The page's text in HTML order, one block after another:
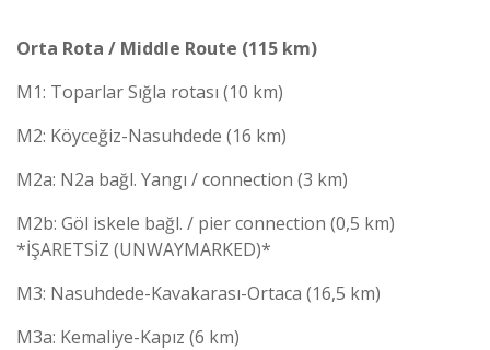
Orta Rota / Middle Route (115 km)
M1: Toparlar Sığla rotası (10 km)
M2: Köyceğiz-Nasuhdede (16 km)
M2a: N2a bağl. Yangı / connection (3 km)
M2b: Göl iskele bağl. / pier connection (0,5 km)
*İŞARETSİZ (UNWAYMARKED)*
M3: Nasuhdede-Kavakarası-Ortaca (16,5 km)
M3a: Kemaliye-Kapız (6 km)